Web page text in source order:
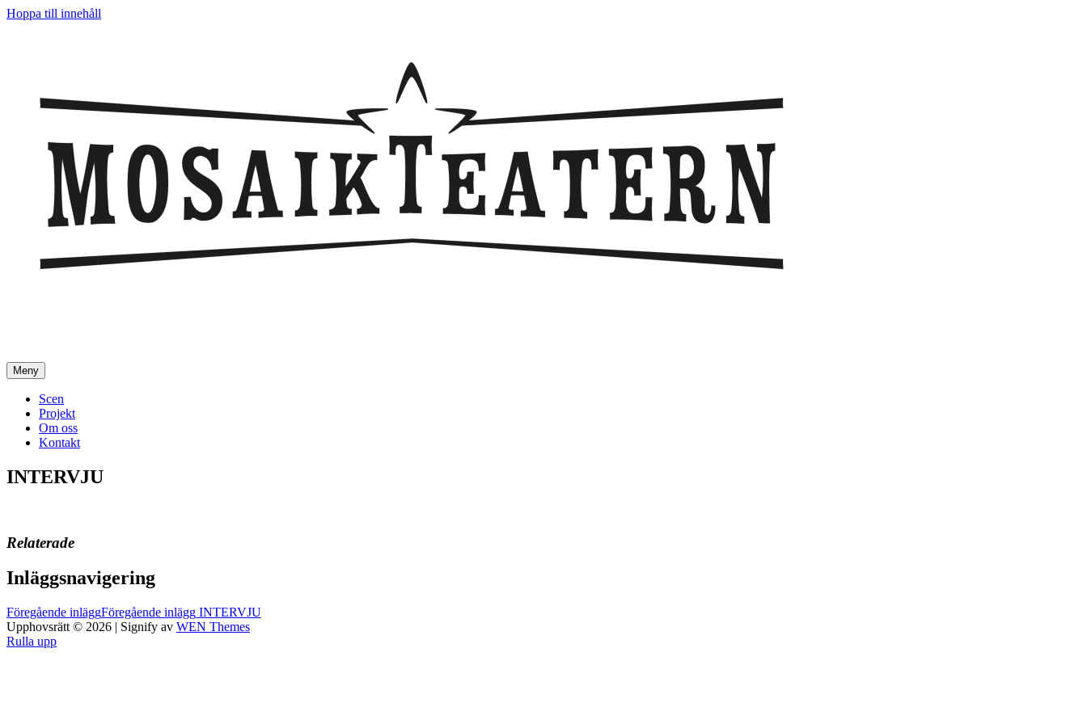
Hoppa till innehåll
Meny
Scen
Projekt
Om oss
Kontakt
INTERVJU
Relaterade
Inläggsnavigering
Föregående inläggFöregående inlägg INTERVJU
Upphovsrätt © 2026 | Signify av WEN Themes
Rulla upp